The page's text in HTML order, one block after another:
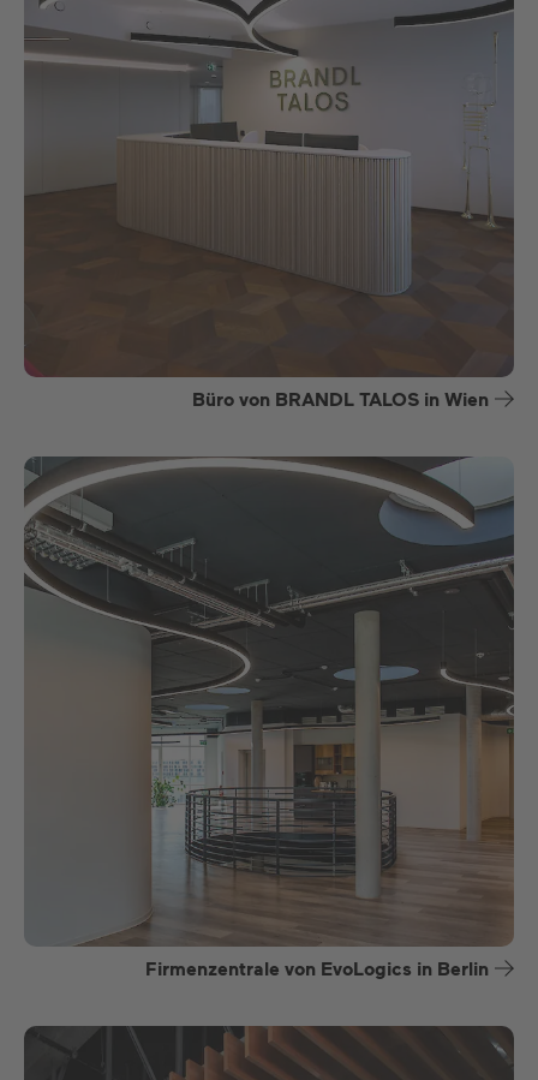
Büro von BRANDL TALOS in Wien
Firmenzentrale von EvoLogics in Berlin